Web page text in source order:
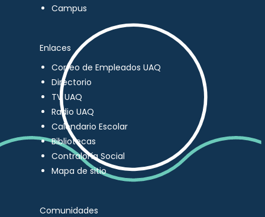
Campus
Enlaces
Correo de Empleados UAQ
Directorio
TV UAQ
Radio UAQ
Calendario Escolar
Bibliotecas
Contraloría Social
Mapa de sitio
Comunidades